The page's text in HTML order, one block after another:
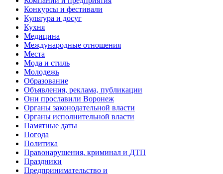
Конкурсы и фестивали
Культура и досуг
Кухня
Медицина
Международные отношения
Места
Мода и стиль
Молодежь
Образование
Объявления, реклама, публикации
Они прославили Воронеж
Органы законодательной власти
Органы исполнительной власти
Памятные даты
Погода
Политика
Правонарушения, криминал и ДТП
Праздники
Предпринимательство и